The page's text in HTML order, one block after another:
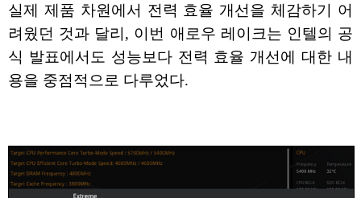
실제 제품 차원에서 전력 효율 개선을 체감하기 어
려웠던 것과 달리, 이번 애로우 레이크는 인텔의 공
식 발표에서도 성능보다 전력 효율 개선에 대한 내
용을 중점적으로 다루었다.